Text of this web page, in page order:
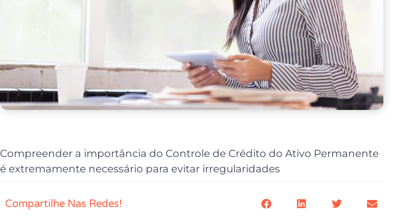
Compreender a importância do Controle de Crédito do Ativo Permanente
é extremamente necessário para evitar irregularidades
Compartilhe Nas Redes!